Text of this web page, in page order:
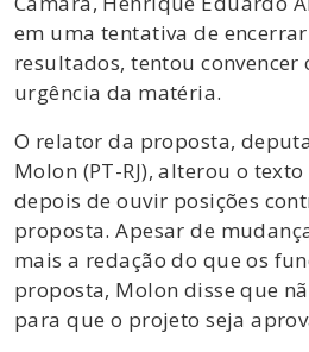
em uma tentativa de
resultados, tentou convencer
urgência da matéria.
O relator da proposta,
Molon (PT-RJ), alterou o
depois de ouvir posições
proposta. Apesar de
mais a redação do que os
proposta, Molon disse que
para que o projeto seja